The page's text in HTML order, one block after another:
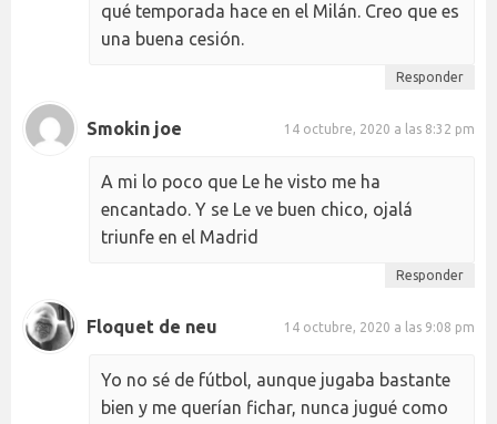
qué temporada hace en el Milán. Creo que es
una buena cesión.
Responder
Smokin joe 14 octubre, 2020 a las 8:32 pm
A mi lo poco que Le he visto me ha
encantado. Y se Le ve buen chico, ojalá
triunfe en el Madrid
Responder
Floquet de neu 14 octubre, 2020 a las 9:08 pm
Yo no sé de fútbol, aunque jugaba bastante
bien y me querían fichar, nunca jugué como